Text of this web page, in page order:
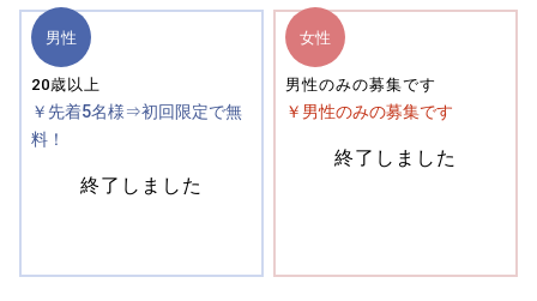
男性
20歳以上
￥先着5名様⇒初回限定で無
料！
終了しました
女性
男性のみの募集です
￥男性のみの募集です
終了しました